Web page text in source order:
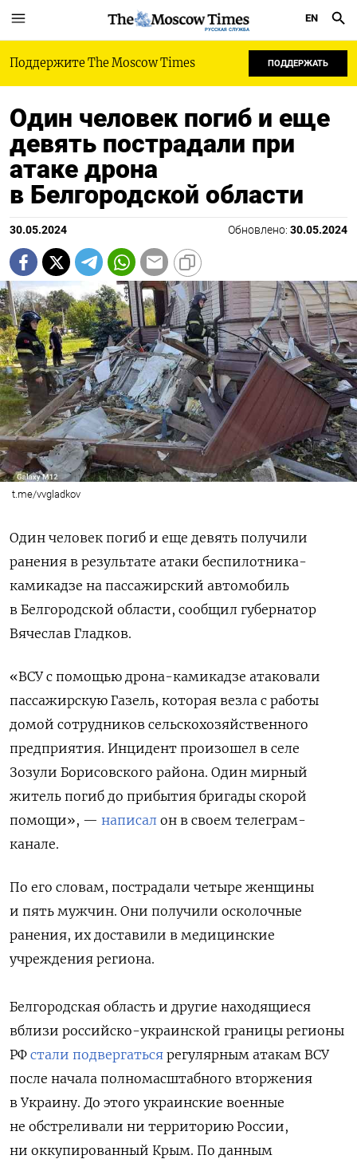
РУССКАЯ СЛУЖБА
EN
Поддержите The Moscow Times ПОДДЕРЖАТЬ
Один человек погиб и еще
девять пострадали при
атаке дрона
в Белгородской области
30.05.2024 Обновлено: 30.05.2024
t.me/vvgladkov
Один человек погиб и еще девять получили
ранения в результате атаки беспилотника-
камикадзе на пассажирский автомобиль
в Белгородской области, сообщил губернатор
Вячеслав Гладков.
«ВСУ с помощью дрона-камикадзе атаковали
пассажирскую Газель, которая везла с работы
домой сотрудников сельскохозяйственного
предприятия. Инцидент произошел в селе
Зозули Борисовского района. Один мирный
житель погиб до прибытия бригады скорой
помощи», — написал он в своем телеграм-
канале.
По его словам, пострадали четыре женщины
и пять мужчин. Они получили осколочные
ранения, их доставили в медицинские
учреждения региона.
Белгородская область и другие находящиеся
вблизи российско-украинской границы регионы
РФ стали подвергаться регулярным атакам ВСУ
после начала полномасштабного вторжения
в Украину. До этого украинские военные
не обстреливали ни территорию России,
ни оккупированный Крым. По данным